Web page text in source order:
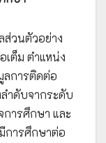
ส่วนตัวอย่าง
เต็ม ตำแหน่ง
ลการติดต่อ
ำดับจากระดับ
ารศึกษา และ
การศึกษาต่อ